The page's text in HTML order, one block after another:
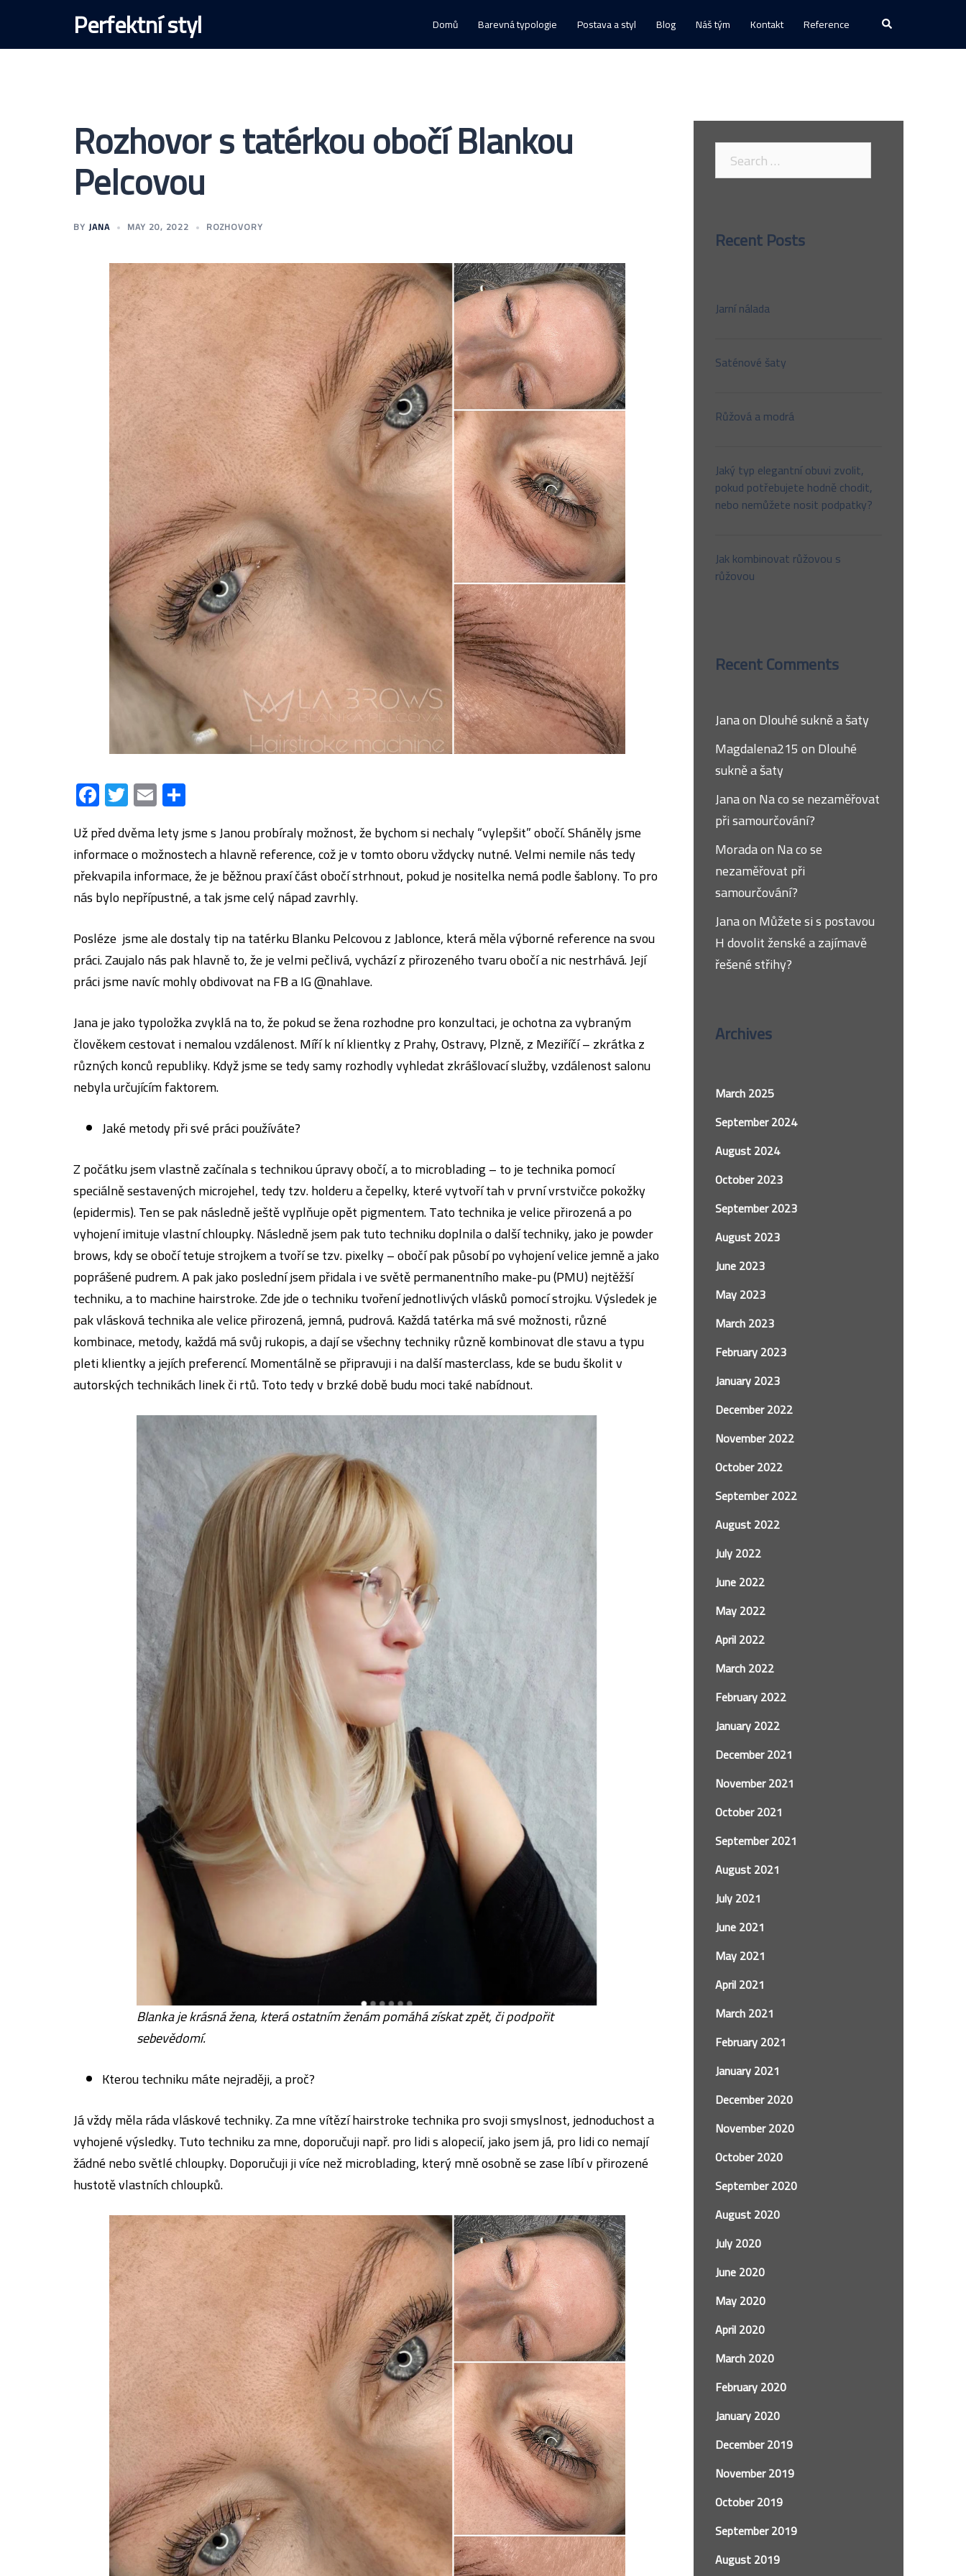
content
Perfektní styl Domů Barevná typologie Postava a styl Blog Náš tým Kontakt Reference Search
Rozhovor s tatérkou obočí Blankou
Pelcovou
BY JANA MAY 20, 2022 ROZHOVORY
Facebook
Twitter
Email
Už před dvěma lety jsme s Janou probíraly možnost, že bychom si nechaly “vylepšit” obočí. Sháněly jsme
informace o možnostech a hlavně reference, což je v tomto oboru vždycky nutné. Velmi nemile nás tedy
překvapila informace, že je běžnou praxí část obočí strhnout, pokud je nositelka nemá podle šablony. To pro
nás bylo nepřípustné, a tak jsme celý nápad zavrhly.
Posléze jsme ale dostaly tip na tatérku Blanku Pelcovou z Jablonce, která měla výborné reference na svou
práci. Zaujalo nás pak hlavně to, že je velmi pečlivá, vychází z přirozeného tvaru obočí a nic nestrhává. Její
práci jsme navíc mohly obdivovat naFBaIG @nahlave.
Jana je jako typoložka zvyklá na to, že pokud se žena rozhodne pro konzultaci, je ochotna za vybraným
člověkem cestovat i nemalou vzdálenost. Míří k ní klientky z Prahy, Ostravy, Plzně, z Meziříčí – zkrátka z
různých konců republiky. Když jsme se tedy samy rozhodly vyhledat zkrášlovací služby, vzdálenost salonu
nebyla určujícím faktorem.
Jaké metody při své práci používáte?
Z počátku jsem vlastně začínala s technikou úpravy obočí, a to microblading – to je technika pomocí
speciálně sestavených microjehel, tedy tzv. holderu a čepelky, které vytvoří tah v první vrstvičce pokožky
(epidermis). Ten se pak následně ještě vyplňuje opět pigmentem. Tato technika je velice přirozená a po
vyhojení imituje vlastní chloupky. Následně jsem pak tuto techniku doplnila o další techniky, jako je powder
brows, kdy se obočí tetuje strojkem a tvoří se tzv. pixelky – obočí pak působí po vyhojení velice jemně a jako
poprášené pudrem. A pak jako poslední jsem přidala i ve světě permanentního make-pu (PMU) nejtěžší
techniku, a to machine hairstroke. Zde jde o techniku tvoření jednotlivých vlásků pomocí strojku. Výsledek je
pak vlásková technika ale velice přirozená, jemná, pudrová. Každá tatérka má své možnosti, různé
kombinace, metody, každá má svůj rukopis, a dají se všechny techniky různě kombinovat dle stavu a typu
pleti klientky a jejích preferencí. Momentálně se připravuji i na další masterclass, kde se budu školit v
autorských technikách linek či rtů. Toto tedy v brzké době budu moci také nabídnout.
Blanka je krásná žena, která ostatním ženám pomáhá získat zpět, či podpořit
sebevědomí.
Kterou techniku máte nejraději, a proč?
Já vždy měla ráda vláskové techniky. Za mne vítězí hairstroke technika pro svoji smyslnost, jednoduchost a
vyhojené výsledky. Tuto techniku za mne, doporučuji např. pro lidi s alopecií, jako jsem já, pro lidi co nemají
žádné nebo světlé chloupky. Doporučuji ji více než microblading, který mně osobně se zase líbí v přirozené
hustotě vlastních chloupků.
Search
for:
Recent Posts
Jarní nálada
Saténové šaty
Růžová a modrá
Jaký typ elegantní obuvi zvolit,
pokud potřebujete hodně chodit,
nebo nemůžete nosit podpatky?
Jak kombinovat růžovou s
růžovou
Recent Comments
JanaonDlouhé sukně a šaty
Magdalena215onDlouhé
sukně a šaty
JanaonNa co se nezaměřovat
při samourčování?
MoradaonNa co se
nezaměřovat při
samourčování?
JanaonMůžete si s postavou
H dovolit ženské a zajímavě
řešené střihy?
Archives
March 2025
September 2024
August 2024
October 2023
September 2023
August 2023
June 2023
May 2023
March 2023
February 2023
January 2023
December 2022
November 2022
October 2022
September 2022
August 2022
July 2022
June 2022
May 2022
April 2022
March 2022
February 2022
January 2022
December 2021
November 2021
October 2021
September 2021
August 2021
July 2021
June 2021
May 2021
April 2021
March 2021
February 2021
January 2021
December 2020
November 2020
October 2020
September 2020
August 2020
July 2020
June 2020
May 2020
April 2020
March 2020
February 2020
January 2020
December 2019
November 2019
October 2019
September 2019
August 2019